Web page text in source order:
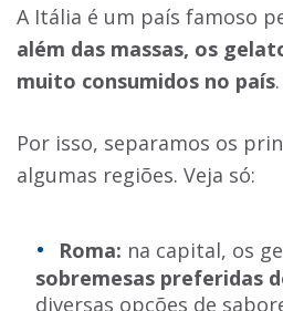
A Itália é um país famoso
além das massas, os
muito consumidos no país.
Por isso, separamos os
algumas regiões. Veja só:
Roma: na capital, os
sobremesas preferidas
diversas opções de